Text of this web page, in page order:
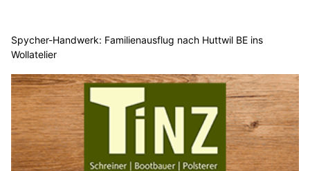
Spycher-Handwerk: Familienausflug nach Huttwil BE ins
Wollatelier